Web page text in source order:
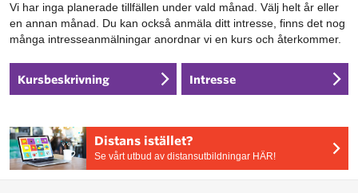
Vi har inga planerade tillfällen under vald månad. Välj helt år eller
en annan månad. Du kan också anmäla ditt intresse, finns det nog
många intresseanmälningar anordnar vi en kurs och återkommer.
Kursbeskrivning Intresse
Distans istället?
Se vårt utbud av distansutbildningar HÄR!